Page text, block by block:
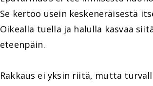
Se kertoo usein keskeneräisestä
Oikealla tuella ja halulla kasvaa
eteenpäin.
Rakkaus ei yksin riitä, mutta